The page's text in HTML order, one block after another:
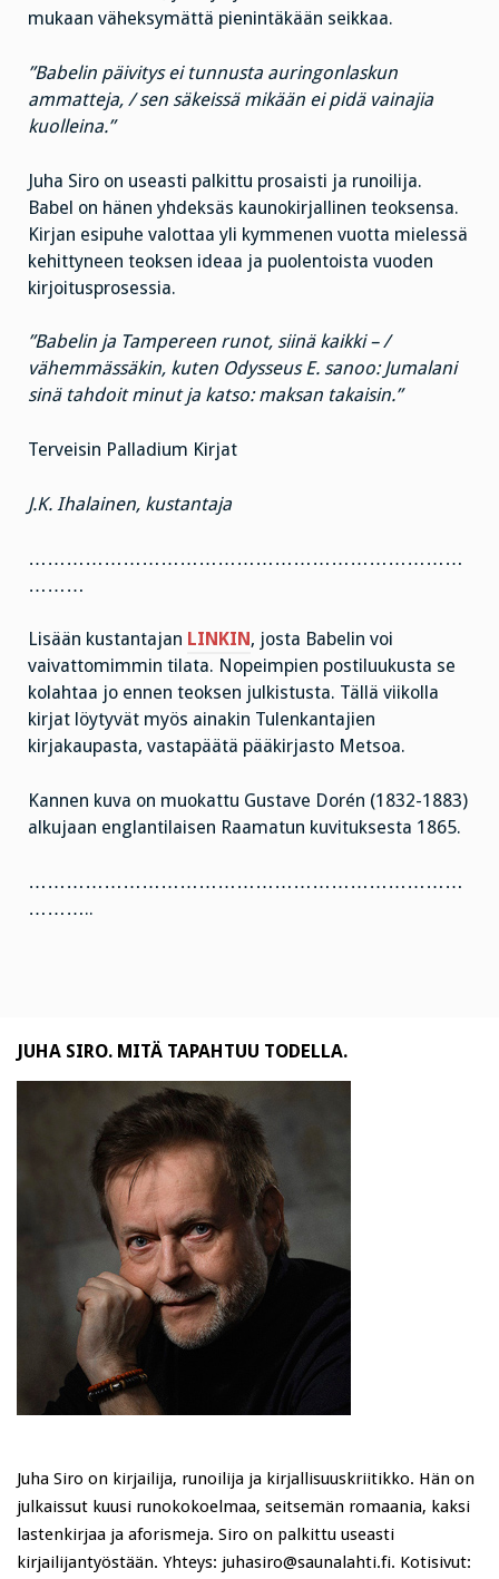
mukaan väheksymättä pienintäkään seikkaa.
”Babelin päivitys ei tunnusta auringonlaskun
ammatteja, / sen säkeissä mikään ei pidä vainajia
kuolleina.”
Juha Siro on useasti palkittu prosaisti ja runoilija.
Babel on hänen yhdeksäs kaunokirjallinen teoksensa.
Kirjan esipuhe valottaa yli kymmenen vuotta mielessä
kehittyneen teoksen ideaa ja puolentoista vuoden
kirjoitusprosessia.
”Babelin ja Tampereen runot, siinä kaikki – /
vähemmässäkin, kuten Odysseus E. sanoo: Jumalani
sinä tahdoit minut ja katso: maksan takaisin.”
Terveisin Palladium Kirjat
J.K. Ihalainen, kustantaja
……………………………………………………………
………
Lisään kustantajan LINKIN , josta Babelin voi
vaivattomimmin tilata. Nopeimpien postiluukusta se
kolahtaa jo ennen teoksen julkistusta. Tällä viikolla
kirjat löytyvät myös ainakin Tulenkantajien
kirjakaupasta, vastapäätä pääkirjasto Metsoa.
Kannen kuva on muokattu Gustave Dorén (1832-1883)
alkujaan englantilaisen Raamatun kuvituksesta 1865.
……………………………………………………………
………..
JUHA SIRO. MITÄ TAPAHTUU TODELLA.
Juha Siro on kirjailija, runoilija ja kirjallisuuskriitikko. Hän on
julkaissut kuusi runokokoelmaa, seitsemän romaania, kaksi
lastenkirjaa ja aforismeja. Siro on palkittu useasti
kirjailijantyöstään. Yhteys: juhasiro@saunalahti.fi. Kotisivut: